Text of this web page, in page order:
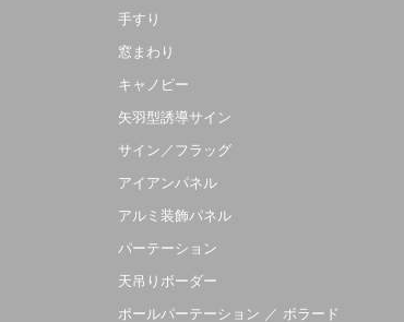
手すり
窓まわり
キャノピー
矢羽型誘導サイン
サイン／フラッグ
アイアンパネル
アルミ装飾パネル
パーテーション
天吊りボーダー
ポールパーテーション ／ ボラード